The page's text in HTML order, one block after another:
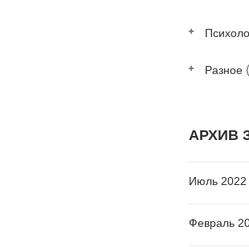
Разное
АРХИВ
Июль 2022
Февраль